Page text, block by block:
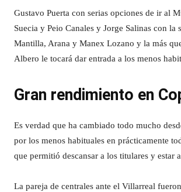
Gustavo Puerta con serias opciones de ir al
Suecia y Peio Canales y Jorge Salinas con
Mantilla, Arana y Manex Lozano y la más
Albero le tocará dar entrada a los menos
Gran rendimiento en
Es verdad que ha cambiado todo mucho
por los menos habituales en prácticamente
que permitió descansar a los titulares y
La pareja de centrales ante el Villarreal